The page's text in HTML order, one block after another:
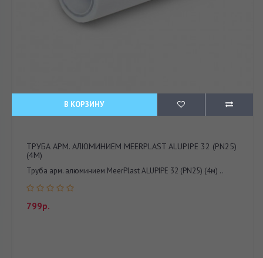
В КОРЗИНУ
ТРУБА АРМ. АЛЮМИНИЕМ MEERPLAST ALUPIPE 32 (PN25)
(4М)
Труба арм. алюминием MeerPlast ALUPIPE 32 (PN25) (4м) ..
799р.